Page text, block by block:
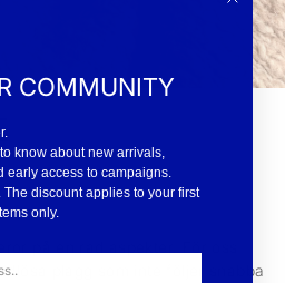
på en rad aspekter. För oss
plagg som inte följer snabba
COMMUNITY
know about new arrivals,
early access to campaigns.
discount applies to your first
only.